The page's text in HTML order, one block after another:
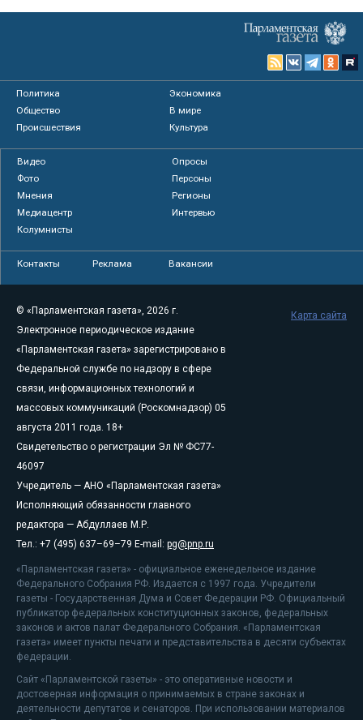
Политика
Экономика
Общество
В мире
Происшествия
Культура
Видео
Опросы
Фото
Персоны
Мнения
Регионы
Медиацентр
Интервью
Колумнисты
Контакты Реклама Вакансии
© «Парламентская газета», 2026 г.
Электронное периодическое издание
«Парламентская газета» зарегистрировано в
Федеральной службе по надзору в сфере
связи, информационных технологий и
массовых коммуникаций (Роскомнадзор) 05
августа 2011 года. 18+
Свидетельство о регистрации Эл № ФС77-
46097
Учредитель — АНО «Парламентская газета»
Исполняющий обязанности главного
редактора — Абдуллаев М.Р.
Тел.: +7 (495) 637–69–79 E-mail: pg@pnp.ru
«Парламентская газета» - официальное еженедельное издание
Федерального Собрания РФ. Издается с 1997 года. Учредители
газеты - Государственная Дума и Совет Федерации РФ. Официальный
публикатор федеральных конституционных законов, федеральных
законов и актов палат Федерального Собрания. «Парламентская
газета» имеет пункты печати и представительства в десяти субъектах
федерации.
Сайт «Парламентской газеты» - это оперативные новости и
достоверная информация о принимаемых в стране законах и
деятельности депутатов и сенаторов. При использовании материалов
Карта сайта